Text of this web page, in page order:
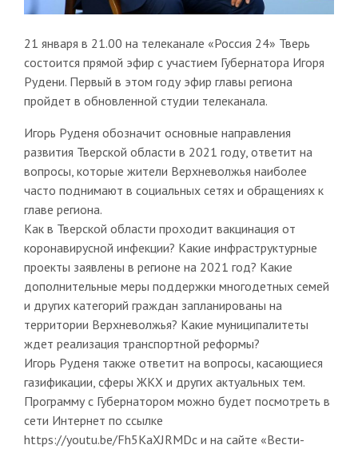
21 января в 21.00 на телеканале «Россия 24» Тверь
состоится прямой эфир с участием Губернатора Игоря
Рудени. Первый в этом году эфир главы региона
пройдет в обновленной студии телеканала.
Игорь Руденя обозначит основные направления
развития Тверской области в 2021 году, ответит на
вопросы, которые жители Верхневолжья наиболее
часто поднимают в социальных сетях и обращениях к
главе региона.
Как в Тверской области проходит вакцинация от
коронавирусной инфекции? Какие инфраструктурные
проекты заявлены в регионе на 2021 год? Какие
дополнительные меры поддержки многодетных семей
и других категорий граждан запланированы на
территории Верхневолжья? Какие муниципалитеты
ждет реализация транспортной реформы?
Игорь Руденя также ответит на вопросы, касающиеся
газификации, сферы ЖКХ и других актуальных тем.
Программу с Губернатором можно будет посмотреть в
сети Интернет по ссылке
https://youtu.be/Fh5KaXJRMDc и на сайте «Вести-